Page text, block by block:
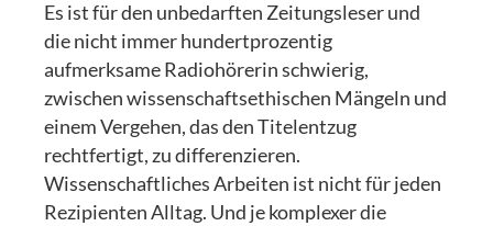
Es ist für den unbedarften Zeitungsleser und
die nicht immer hundertprozentig
aufmerksame Radiohörerin schwierig,
zwischen wissenschaftsethischen Mängeln und
einem Vergehen, das den Titelentzug
rechtfertigt, zu differenzieren.
Wissenschaftliches Arbeiten ist nicht für jeden
Rezipienten Alltag. Und je komplexer die